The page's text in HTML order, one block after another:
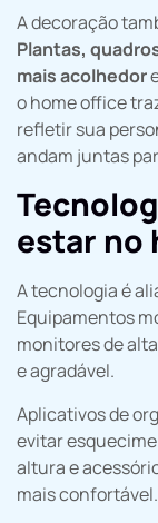
A decoração
Plantas,
mais acolhedor
o home office
refletir sua
andam juntas
estar no
A tecnologia é
Equipamentos
monitores de
e agradável.
Aplicativos de
evitar
altura e
mais confortável.